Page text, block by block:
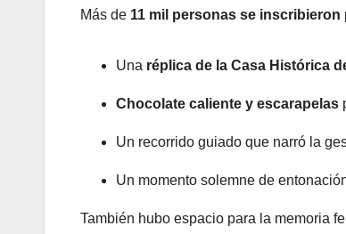
Más de 11 mil personas se inscribieron
Una réplica de la Casa Histórica
Chocolate caliente y escarapelas
Un recorrido guiado que narró la
Un momento solemne de
También hubo espacio para la memoria